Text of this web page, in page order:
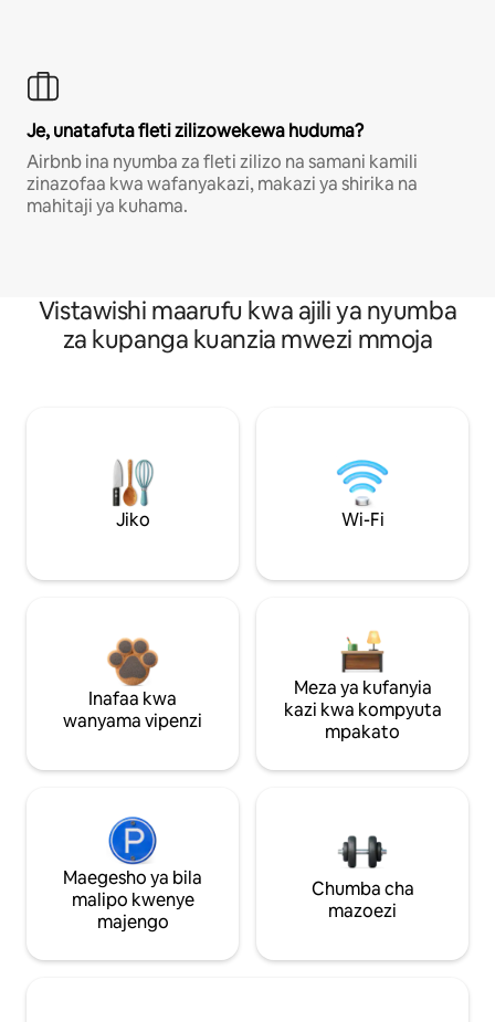
Je, unatafuta fleti zilizowekewa huduma?
Airbnb ina nyumba za fleti zilizo na samani kamili
zinazofaa kwa wafanyakazi, makazi ya shirika na
mahitaji ya kuhama.
Vistawishi maarufu kwa ajili ya nyumba
za kupanga kuanzia mwezi mmoja
Jiko Wi-Fi
Inafaa kwa
wanyama vipenzi
Meza ya kufanyia
kazi kwa kompyuta
mpakato
Maegesho ya bila
malipo kwenye
majengo
Chumba cha
mazoezi